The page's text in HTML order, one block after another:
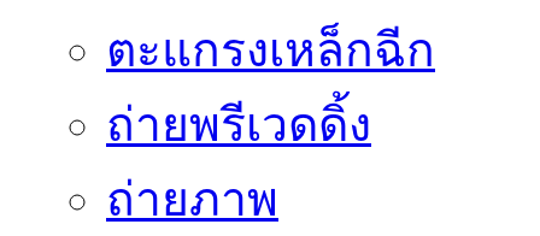
ตะแกรงเหล็กฉีก
ถ่ายพรีเวดดิ้ง
ถ่ายภาพ